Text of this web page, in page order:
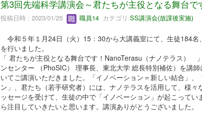
第3回先端科学講演会～君たちが主役となる舞台で
投稿日時 : 2023/01/25 職員14カテゴリ:SS講演会(放課後実施)
令和５年１月24日（火）15：30から大講義室にて、生徒184
を行いました。
「 君たちが主役となる舞台です！NanoTerasu（ナノテラス）
ンセンター （PhoSIC） 理事長、東北大学 総長特別補佐）を講
いてご講演いただきました。「イノベーション＝新しい結合」
ン」、君たち（若手研究者）には、ナノテラスを活用して、様
ッセージを受けて、生徒の中で「イノベーション」が起こって
ら注目していきたいと思います。講演ありがとうございました。